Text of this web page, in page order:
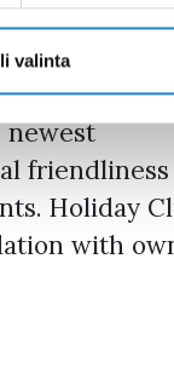
valinta
spacious
newest
friendliness
Holiday
with